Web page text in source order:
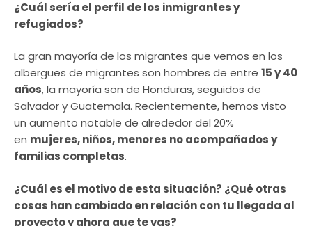
¿Cuál sería el perfil de los inmigrantes y
refugiados?
La gran mayoría de los migrantes que vemos en los
albergues de migrantes son hombres de entre 15 y 40
años, la mayoría son de Honduras, seguidos de
Salvador y Guatemala. Recientemente, hemos visto
un aumento notable de alrededor del 20%
en mujeres, niños, menores no acompañados y
familias completas.
¿Cuál es el motivo de esta situación? ¿Qué otras
cosas han cambiado en relación con tu llegada al
proyecto y ahora que te vas?